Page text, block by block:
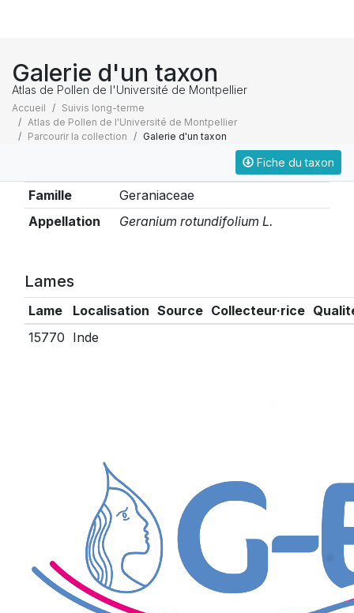
Galerie d'un taxon
Atlas de Pollen de l'Université de Montpellier
Accueil
Suivis long-terme
Atlas de Pollen de l'Université de Montpellier
Parcourir la collection
Galerie d'un taxon
Fiche du taxon
Famille
Geraniaceae
Appellation
Geranium rotundifolium L.
Lames
Lame Localisation Source Collecteur·rice
15770 Inde